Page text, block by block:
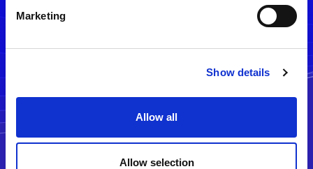
Marketing
Show details
Allow all
Allow selection